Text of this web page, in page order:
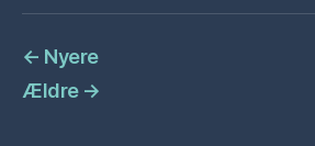
← Nyere
Ældre →